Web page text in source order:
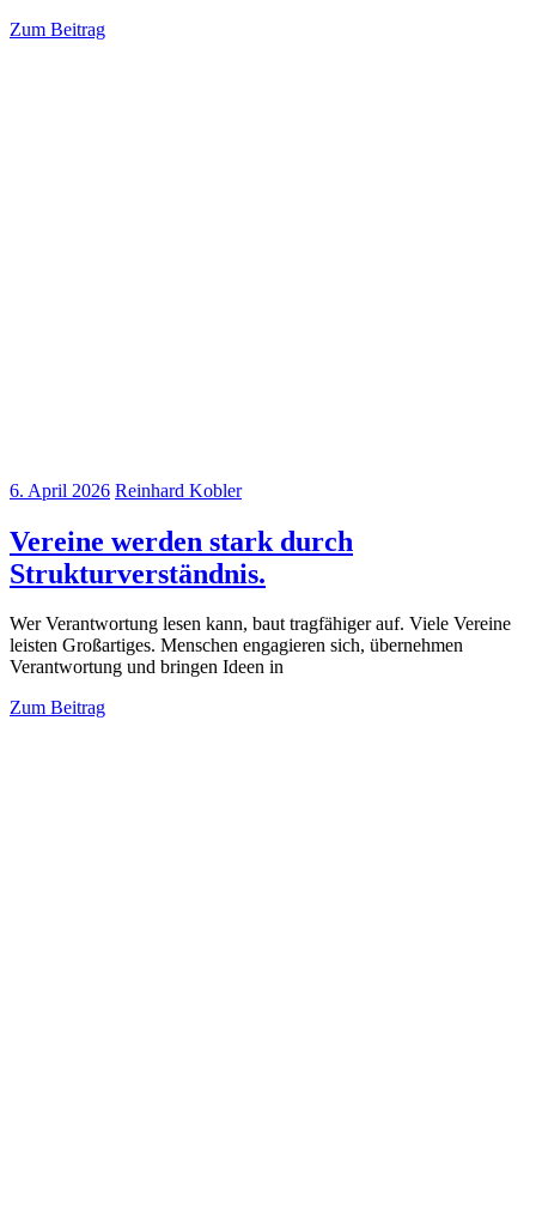
Zum Beitrag
6. April 2026 Reinhard Kobler
Vereine werden stark durch
Strukturverständnis.
Wer Verantwortung lesen kann, baut tragfähiger auf. Viele Vereine
leisten Großartiges. Menschen engagieren sich, übernehmen
Verantwortung und bringen Ideen in
Zum Beitrag